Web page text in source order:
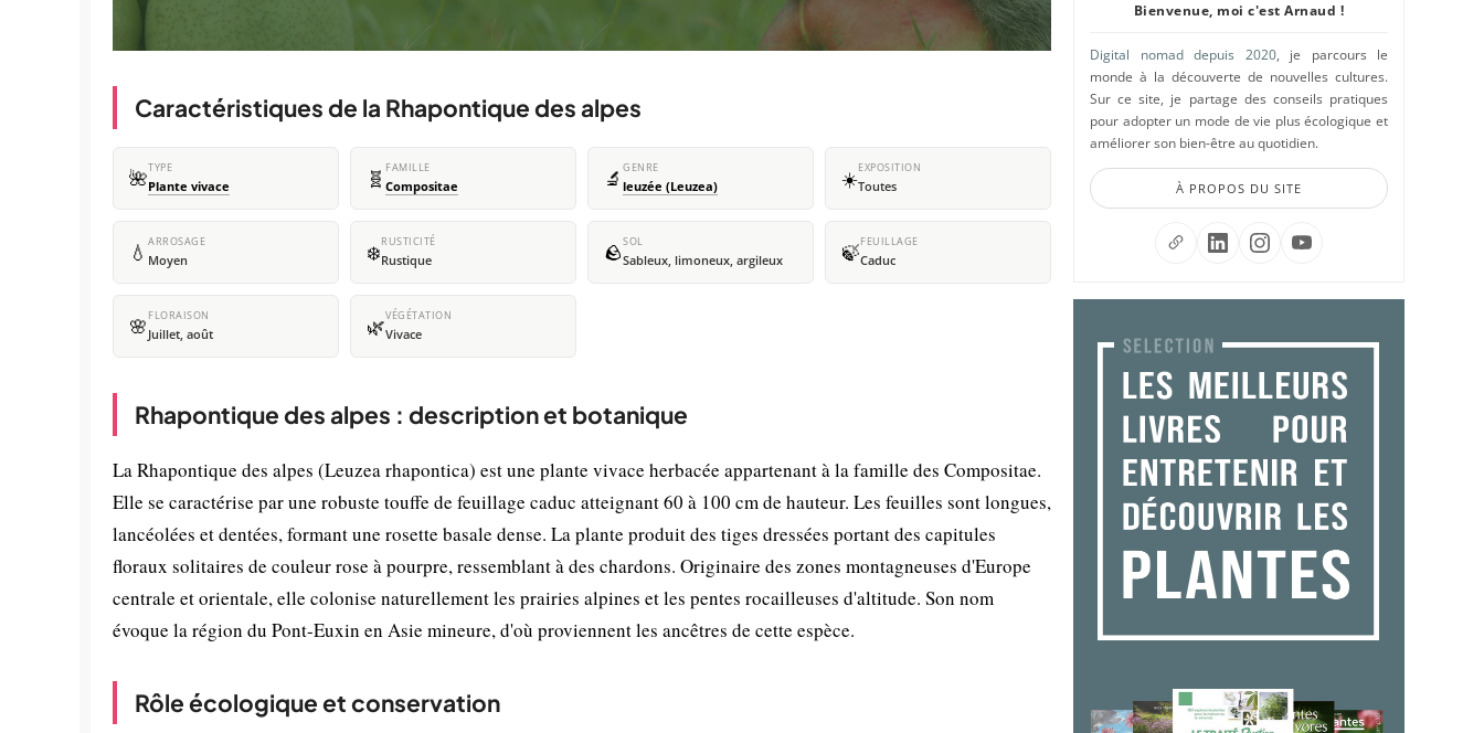
Caractéristiques de la Rhapontique des alpes
🌺TYPE
Plante vivace 🧬 FAMILLE
Compositae 🔬 GENRE
leuzée (Leuzea) ☀️EXPOSITION
Toutes
💧 ARROSAGE
Moyen ❄️RUSTICITÉ
Rustique 🪨SOL
Sableux, limoneux, argileux 🍃FEUILLAGE
Caduc
🌸 FLORAISON
Juillet, août 🌿VÉGÉTATION
Vivace
Rhapontique des alpes : description et botanique
La Rhapontique des alpes (Leuzea rhapontica) est une plante vivace herbacée appartenant à la famille des Compositae.
Elle se caractérise par une robuste touffe de feuillage caduc atteignant 60 à 100 cm de hauteur. Les feuilles sont longues,
lancéolées et dentées, formant une rosette basale dense. La plante produit des tiges dressées portant des capitules
floraux solitaires de couleur rose à pourpre, ressemblant à des chardons. Originaire des zones montagneuses d'Europe
centrale et orientale, elle colonise naturellement les prairies alpines et les pentes rocailleuses d'altitude. Son nom
évoque la région du Pont-Euxin en Asie mineure, d'où proviennent les ancêtres de cette espèce.
Rôle écologique et conservation
Bienvenue, moi c'est Arnaud !
Digital nomad depuis 2020, je parcours le
monde à la découverte de nouvelles cultures.
Sur ce site, je partage des conseils pratiques
pour adopter un mode de vie plus écologique et
améliorer son bien-être au quotidien.
À PROPOS DU SITE